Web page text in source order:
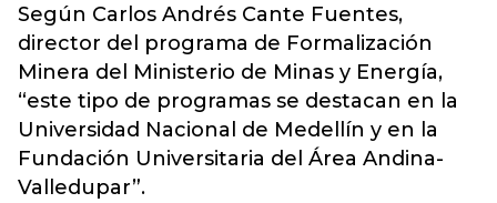
Según Carlos Andrés Cante Fuentes,
director del programa de Formalización
Minera del Ministerio de Minas y Energía,
“este tipo de programas se destacan en la
Universidad Nacional de Medellín y en la
Fundación Universitaria del Área Andina-
Valledupar”.